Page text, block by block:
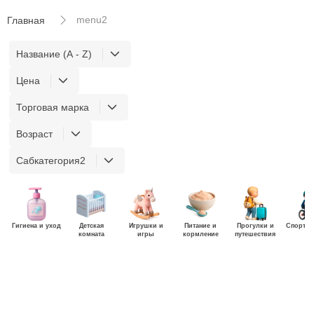
Главная menu2
Название (A - Z)
Цена
Торговая марка
Возраст
Сабкатегория2
Гигиена и уход
Детская
комната
Игрушки и
игры
Питание и
кормление
Прогулки и
путешествия
Спорт и